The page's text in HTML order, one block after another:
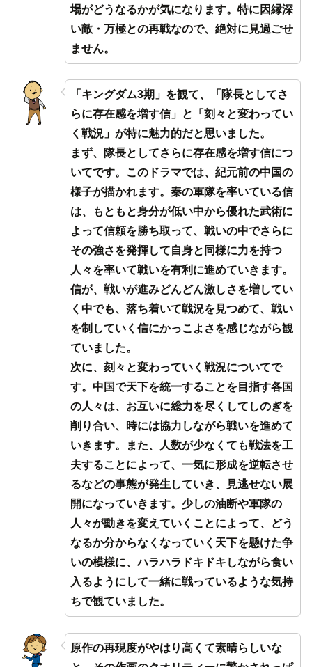
場がどうなるかが気になります。特に因縁深
い敵・万極との再戦なので、絶対に見過ごせ
ません。
「キングダム3期」を観て、「隊長としてさ
らに存在感を増す信」と「刻々と変わってい
く戦況」が特に魅力的だと思いました。
まず、隊長としてさらに存在感を増す信につ
いてです。このドラマでは、紀元前の中国の
様子が描かれます。秦の軍隊を率いている信
は、もともと身分が低い中から優れた武術に
よって信頼を勝ち取って、戦いの中でさらに
その強さを発揮して自身と同様に力を持つ
人々を率いて戦いを有利に進めていきます。
信が、戦いが進みどんどん激しさを増してい
く中でも、落ち着いて戦況を見つめて、戦い
を制していく信にかっこよさを感じながら観
ていました。
次に、刻々と変わっていく戦況についてで
す。中国で天下を統一することを目指す各国
の人々は、お互いに総力を尽くしてしのぎを
削り合い、時には協力しながら戦いを進めて
いきます。また、人数が少なくても戦法を工
夫することによって、一気に形成を逆転させ
るなどの事態が発生していき、見逃せない展
開になっていきます。少しの油断や軍隊の
人々が動きを変えていくことによって、どう
なるか分からなくなっていく天下を懸けた争
いの模様に、ハラハラドキドキしながら食い
入るようにして一緒に戦っているような気持
ちで観ていました。
原作の再現度がやはり高くて素晴らしいな